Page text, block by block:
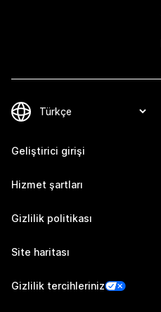
Geliştirici girişi
Hizmet şartları
Gizlilik politikası
Site haritası
Gizlilik tercihleriniz